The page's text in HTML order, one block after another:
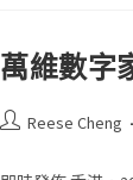
萬維數字
Reese Cheng